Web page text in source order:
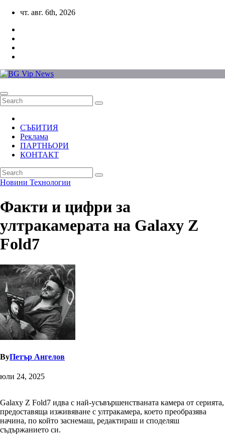
Skip
content
чт. авг. 6th, 2026
СЪБИТИЯ
Реклама
ПАРТНЬОРИ
КОНТАКТ
Новини Технологии
Факти и цифри за
ултракамерата на Galaxy Z
Fold7
ByПетър Ангелов
юли 24, 2025
Galaxy Z Fold7 идва с най-усъвършенстваната камера от серията,
предоставяща изживяване с ултракамера, което преобразява
начина, по който заснемаш, редактираш и споделяш
съдържанието си.